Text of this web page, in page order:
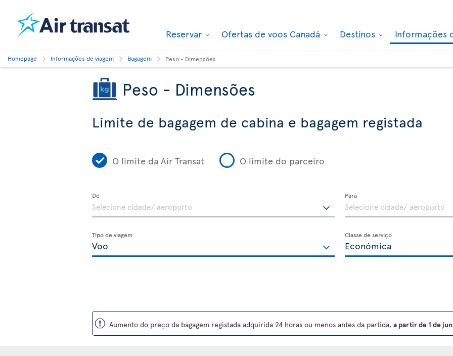
Reservar Ofertas de voos Canadá Destinos Informações
Homepage Informações de viagem Bagagem Peso - Dimensões
Peso - Dimensões
Limite de bagagem de cabina e bagagem registada
O limite da Air Transat O limite do parceiro
De Para
Tipo de viagem Classe de serviço
ü Aumento do preço da bagagem registada adquirida 24 horas ou menos antes da partida, a partir de 1 de